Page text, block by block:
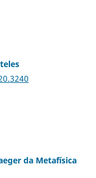
da Metafísica